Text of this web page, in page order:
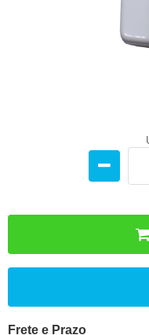
Frete e Prazo